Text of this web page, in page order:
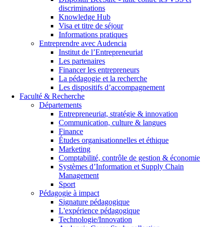
discriminations
Knowledge Hub
Visa et titre de séjour
Informations pratiques
Entreprendre avec Audencia
Institut de l’Entrepreneuriat
Les partenaires
Financer les entrepreneurs
La pédagogie et la recherche
Les dispositifs d’accompagnement
Faculté & Recherche
Départements
Entrepreneuriat, stratégie & innovation
Communication, culture & langues
Finance
Études organisationnelles et éthique
Marketing
Comptabilité, contrôle de gestion & économie
Systèmes d’Information et Supply Chain
Management
Sport
Pédagogie à impact
Signature pédagogique
L'expérience pédagogique
Technologie/Innovation